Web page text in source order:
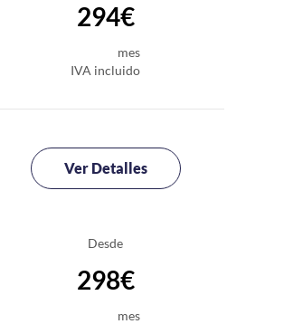
294€
mes
IVA incluido
Ver Detalles
Desde
298€
mes